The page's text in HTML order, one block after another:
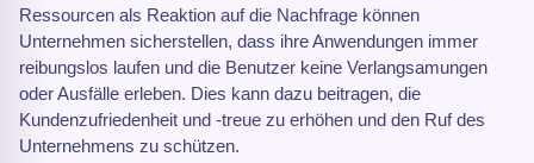
Ressourcen als Reaktion auf die Nachfrage können
Unternehmen sicherstellen, dass ihre Anwendungen immer
reibungslos laufen und die Benutzer keine Verlangsamungen
oder Ausfälle erleben. Dies kann dazu beitragen, die
Kundenzufriedenheit und -treue zu erhöhen und den Ruf des
Unternehmens zu schützen.